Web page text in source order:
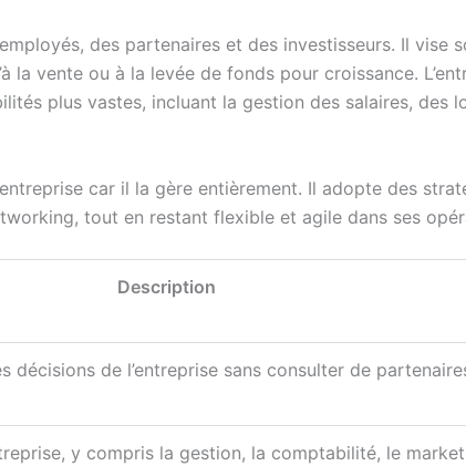
des partenaires et des investisseurs. Il vise
la vente ou à la levée de fonds pour croissance.
plus vastes, incluant la gestion des salaires, des
car il la gère entièrement. Il adopte des
tout en restant flexible et agile dans ses
Description
décisions de l’entreprise sans consulter de
y compris la gestion, la comptabilité, le